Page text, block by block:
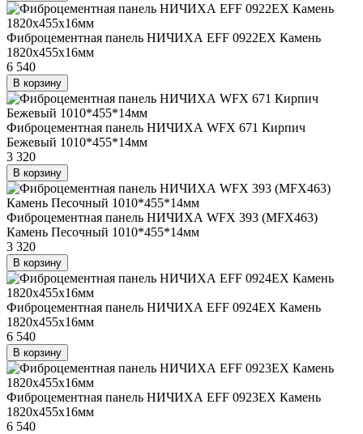
Фиброцементная панель НИЧИХА EFF 0922EX Камень
1820х455х16мм
6 540
В корзину
Фиброцементная панель НИЧИХА WFX 671 Кирпич
Бежевый 1010*455*14мм
3 320
В корзину
Фиброцементная панель НИЧИХА WFX 393 (MFX463)
Камень Песочный 1010*455*14мм
3 320
В корзину
Фиброцементная панель НИЧИХА EFF 0924EX Камень
1820х455х16мм
6 540
В корзину
Фиброцементная панель НИЧИХА EFF 0923EX Камень
1820х455х16мм
6 540